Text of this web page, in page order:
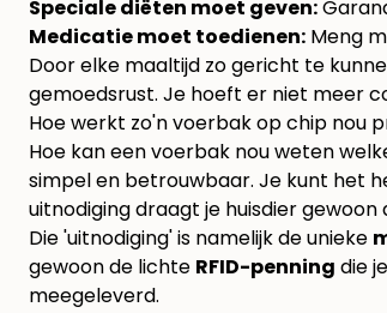
Speciale diëten moet geven:
Medicatie moet toedienen: Meng
Door elke maaltijd zo gericht te
gemoedsrust. Je hoeft er niet meer
Hoe werkt zo'n voerbak op chip nou
Hoe kan een voerbak nou weten
simpel en betrouwbaar. Je kunt het
uitnodiging draagt je huisdier gewoon
Die 'uitnodiging' is namelijk de unieke
gewoon de lichte RFID-penning die
meegeleverd.